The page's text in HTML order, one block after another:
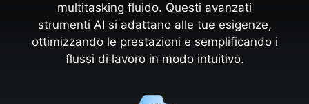
multitasking fluido. Questi avanzati
strumenti AI si adattano alle tue esigenze,
ottimizzando le prestazioni e semplificando i
flussi di lavoro in modo intuitivo.